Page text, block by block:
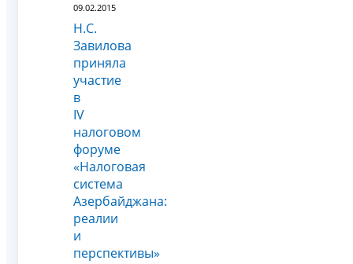
09.02.2015
Н.С.
Завилова
приняла
участие
в
IV
налоговом
форуме
«Налоговая
система
Азербайджана:
реалии
и
перспективы»